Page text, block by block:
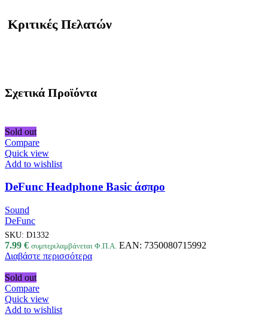
Κριτικές Πελατών
Σχετικά Προϊόντα
Sold out
Compare
Quick view
Add to wishlist
DeFunc Headphone Basic άσπρο
Sound
DeFunc
SKU: D1332
7.99 € συμπεριλαμβάνεται Φ.Π.Α. EAN: 7350080715992
Διαβάστε περισσότερα
Sold out
Compare
Quick view
Add to wishlist